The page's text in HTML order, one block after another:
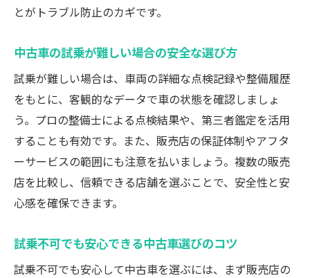
とがトラブル防止のカギです。
中古車の試乗が難しい場合の安全な選び方
試乗が難しい場合は、車両の詳細な点検記録や整備履歴
をもとに、客観的なデータで車の状態を確認しましょ
う。プロの整備士による点検結果や、第三者鑑定を活用
することも有効です。また、販売店の保証体制やアフタ
ーサービスの範囲にも注意を払いましょう。複数の販売
店を比較し、信頼できる店舗を選ぶことで、安全性と安
心感を確保できます。
試乗不可でも安心できる中古車選びのコツ
試乗不可でも安心して中古車を選ぶには、まず販売店の